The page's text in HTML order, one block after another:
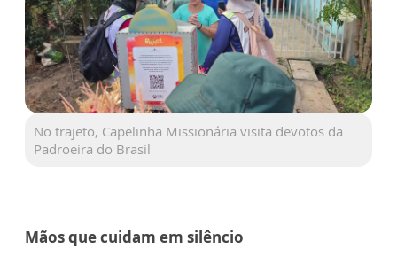
No trajeto, Capelinha Missionária visita devotos da
Padroeira do Brasil
Mãos que cuidam em silêncio